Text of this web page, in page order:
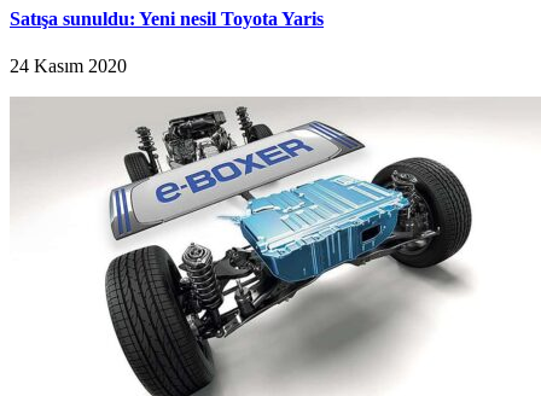
Satışa sunuldu: Yeni nesil Toyota Yaris
24 Kasım 2020